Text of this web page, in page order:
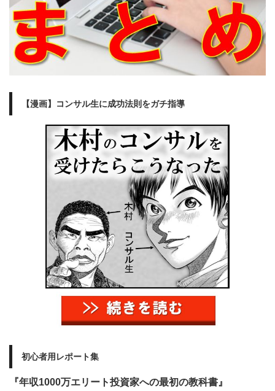
【漫画】コンサル生に成功法則をガチ指導
初心者用レポート集
『年収1000万エリート投資家への最初の教科書』